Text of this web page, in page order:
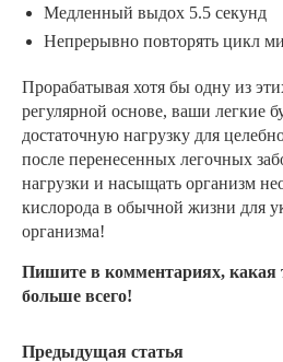
Медленный выдох 5.5 секунд
Непрерывно повторять цикл
Прорабатывая хотя бы одну из
регулярной основе, ваши легкие
достаточную нагрузку для
после перенесенных легочных
нагрузки и насыщать организм
кислорода в обычной жизни для
организма!
Пишите в комментариях, какая
больше всего!
Предыдущая статья